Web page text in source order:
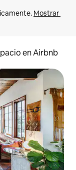
Mostrar
en Airbnb